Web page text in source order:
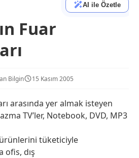
AI ile Özetle
Fuar
Bilgin 15 Kasım 2005
arasında yer almak isteyen
TV’ler, Notebook, DVD, MP3
tüketiciyle
ofis, dış